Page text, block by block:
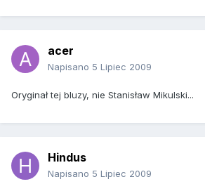
acer
Napisano 5 Lipiec 2009
Oryginał tej bluzy, nie Stanisław Mikulski...
Hindus
Napisano 5 Lipiec 2009